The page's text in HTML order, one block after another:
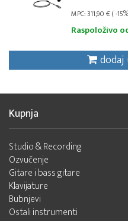
MPC: 311,90 € ( -
Raspoloživo
Kupnja
Studio & Recording
Ozvučenje
Gitare i bass gitare
Klavijature
Bubnjevi
Ostali instrumenti